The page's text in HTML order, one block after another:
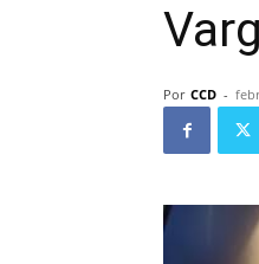
Por CCD -